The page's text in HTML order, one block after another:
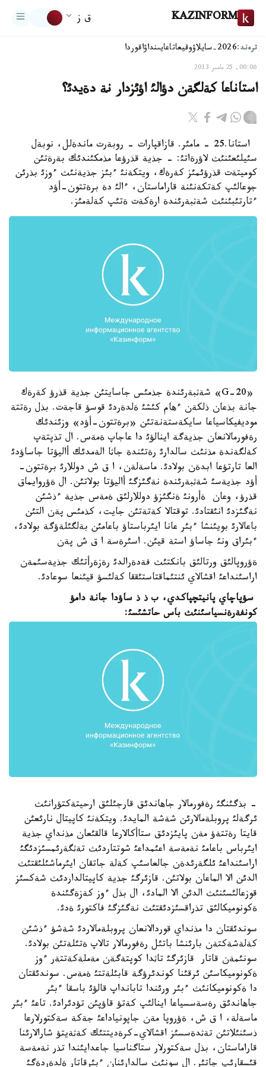
KAZINFORM ق ز
ترەند:2026-سايلاۋ وقيعاتاعايىنداۋاقوردا
00:06, 25 مامىر 2013
استاناعا كةلگةن دؤالئ اؤئزدار نة دةيدئ؟
استانا.25 - مامئر. قازاقپارات - روبةرت ماندةلل، نوبةل
سئيلئعئنئث لاؤرةاتئ: - جذية قذرؤعا مذمكئندئك بةرةتئن
كوميتةت قذرؤئمئز كةرةك، ويتكةنئ ءبئز جذيةنئث ءوزئ بذرئن
جوعالئپ كةتكةنئنة قاراماستان، ءالئ دة برةتتون-أؤد
ءتارتئبئنئث شةثبةرئندة ارةكةت ةتئپ كةلةمئز.
«G-20» شةثبةرئندة جذمئس جاسايتئن جذية قذرؤ كةرةك
جانة بذعان ذلكةن ءهام كئشئ ةلدةردئ قوسؤ قاجةت. بذل رةتتة
موديفيكاسياعا سايكةستةنةتئن «برةتتون-أؤد» وزئندئك
رةفورمالانعان جذيةگة اينالؤئ دا عاجاپ ةمةس. ال تذپتةپ
كةلگةندة مذنئث سالدارئ رةتئندة جاثا الةمدئك أاليؤتا جاساؤدئ
العا تارتؤعا ابدةن بولادئ. ماسةلةن، ا ق ش دوللارئ برةتتون-
أؤد جذيةسئ شةثبةرئندة نةگئزگئ أاليؤتا بولاتئن. ال ةؤروايماق
قذرؤ، وعان ةأرونئ ةنگئزؤ دوللارلئق ةمةس جذية ءذشئن
نةگئزدئ انئقتادئ. توقتالا كةتةتئن جايت، كذمئس پةن التئن
باعالارئ بويئنشا ءبئر عانا ايئرباستاؤ باعامئن بةلگئلةؤگة بولادئ،
ءبئراق ونئ جاساؤ استة قيئن. اسئرةسة ا ق ش پةن
ةؤروپالئق ورتالئق بانكتئث فةدةرالدئ رةزةرأتئك جذيةسئمةن
اراسئنداعئ اقشالاي ئنتئماقتاستئققا كةلئسؤ قيئنعا سوعادئ.
سؤپاچاي پانيتچپاكدي، ب ذ ذ ساؤدا جانة دامؤ
كونفةرةنسياسئنئث باس حاتشئسئ:
- بذگئنگئ رةفورمالار جاهاندئق قارجئلئق ارحيتةكتؤرانئث
ئرگةلئ پروبلةمالارئن شةشة المايدئ. ويتكةنئ كاپيتال نارئعئن
قايتا رةتتةؤ مةن پايئزدئق ستاأكالارعا قالقئعان مذنداي جذية
ايئرباس باعامئ نةمةسة اعئمداعئ شوتتاردئث تةثگةرئمسئزدئگئ
اراسئنداعئ ئلگةرئدةن جالعاسئپ كةلة جاتقان ايئرماشئلئقتئث
الدئن الا الماعان بولاتئن. قازئرگئ جذية كاپيتالداردئث شةكسئز
قوزعالئسئنئث الدئن الا المادئ، ال بذل ءوز كةزةگئندة
ةكونوميكالئق تذراقسئزدئقتئث نةگئزگئ فاكتورئ ةدئ.
سوندئقتان دا مذنداي قوردالانعان پروبلةمالاردئ شةشؤ ءذشئن
كةلةشةكتةن بارئنشا باتئل رةفورمالار تالاپ ةتئلةتئن بولادئ.
سونئمةن قاتار قازئرگئ تاثدا كوپتةگةن مةملةكةتتةر ءوز
ةكونوميكاسئن ئرقئنا كوندئرؤگة قابئلةتتئ ةمةس. سوندئقتان
دا ةكونوميكانئث ءبئر ورئندا تابانداپ قالؤئ باسقا ءبئر
جاهاندئق رةسةسسياعا اينالئپ كةتؤ قاؤپئن تؤدئرادئ. تاعئ ءبئر
ماسةلة، ا ق ش، ةؤروپا مةن جاپونياداعئ جةكة سةكتورلارعا
ذسئنئلاتئن تةثدةسسئز اقشالاي-كرةديتتئك كةثةيتؤ شارالارئنا
قاراماستان، بذل سةكتورلار ستاگناسيا جاعدايئندا تذر نةمةسة